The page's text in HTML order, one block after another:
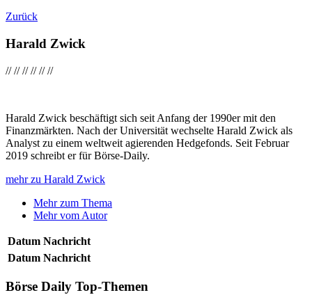
Zurück
Harald Zwick
////////////
Harald Zwick beschäftigt sich seit Anfang der 1990er mit den
Finanzmärkten. Nach der Universität wechselte Harald Zwick als
Analyst zu einem weltweit agierenden Hedgefonds. Seit Februar
2019 schreibt er für Börse-Daily.
mehr zu Harald Zwick
Mehr zum Thema
Mehr vom Autor
Datum Nachricht
Datum Nachricht
Börse Daily Top-Themen